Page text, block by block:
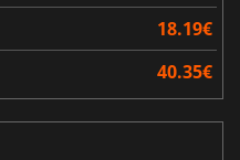
18.19€
40.35€